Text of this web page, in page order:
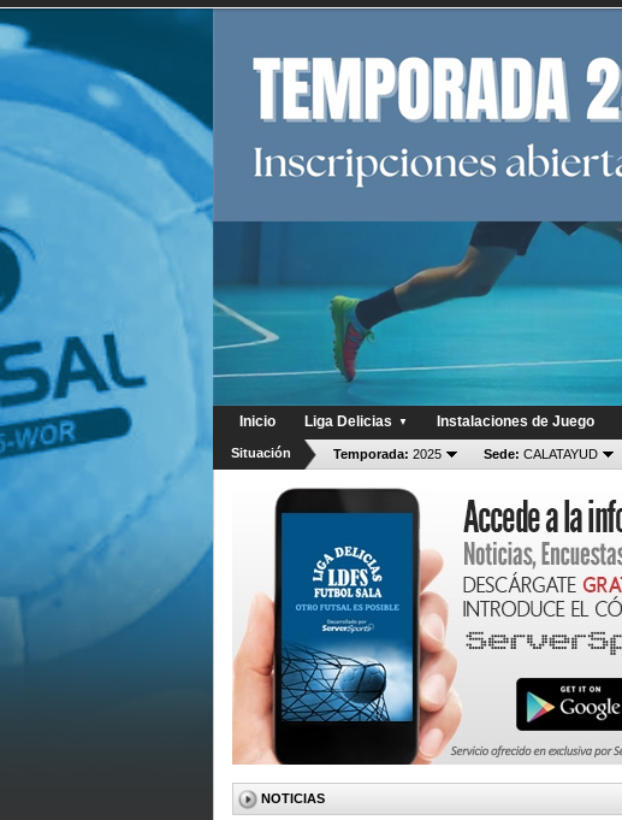
Inicio Liga Delicias ▼ Instalaciones de Juego
Situación Temporada: 2025 Sede: CALATAYUD
NOTICIAS